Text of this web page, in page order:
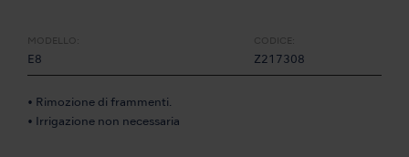
MODELLO:
E8
CODICE:
Z217308
• Rimozione di frammenti.
• Irrigazione non necessaria